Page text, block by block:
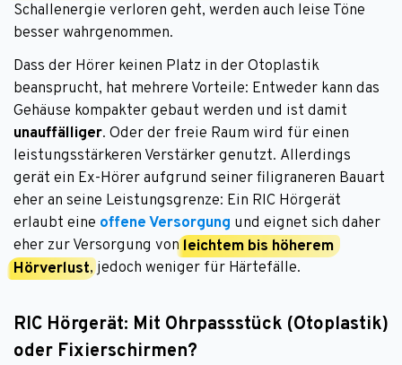
Schallenergie verloren geht, werden auch leise Töne
besser wahrgenommen.
Dass der Hörer keinen Platz in der Otoplastik
beansprucht, hat mehrere Vorteile: Entweder kann das
Gehäuse kompakter gebaut werden und ist damit
unauffälliger. Oder der freie Raum wird für einen
leistungsstärkeren Verstärker genutzt. Allerdings
gerät ein Ex-Hörer aufgrund seiner filigraneren Bauart
eher an seine Leistungsgrenze: Ein RIC Hörgerät
erlaubt eine offene Versorgung und eignet sich daher
eher zur Versorgung vonleichtem bis höherem
Hörverlust, jedoch weniger für Härtefälle.
RIC Hörgerät: Mit Ohrpassstück (Otoplastik)
oder Fixierschirmen?